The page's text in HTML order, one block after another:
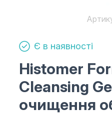
Є в наявності
Histomer
Cleansing
очищення